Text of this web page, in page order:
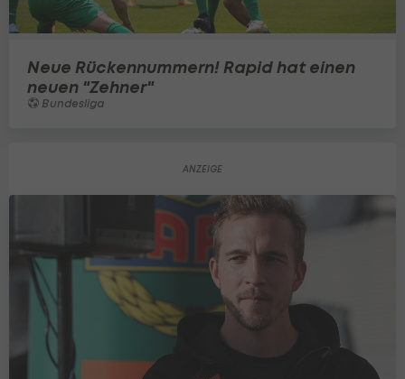
Neue Rückennummern! Rapid hat einen
neuen "Zehner"
Bundesliga